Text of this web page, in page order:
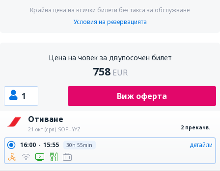
Крайна цена на всички билети без такса за обслужване
Условия на резервацията
Цена на човек за двупосочен билет
758 EUR
1 Виж оферта
Отиване
21 окт (сря) SOF - YYZ 2 прекачв.
16:00 15:55 30h 55min детайли